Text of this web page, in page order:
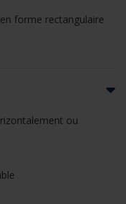
forme rectangulaire
ou